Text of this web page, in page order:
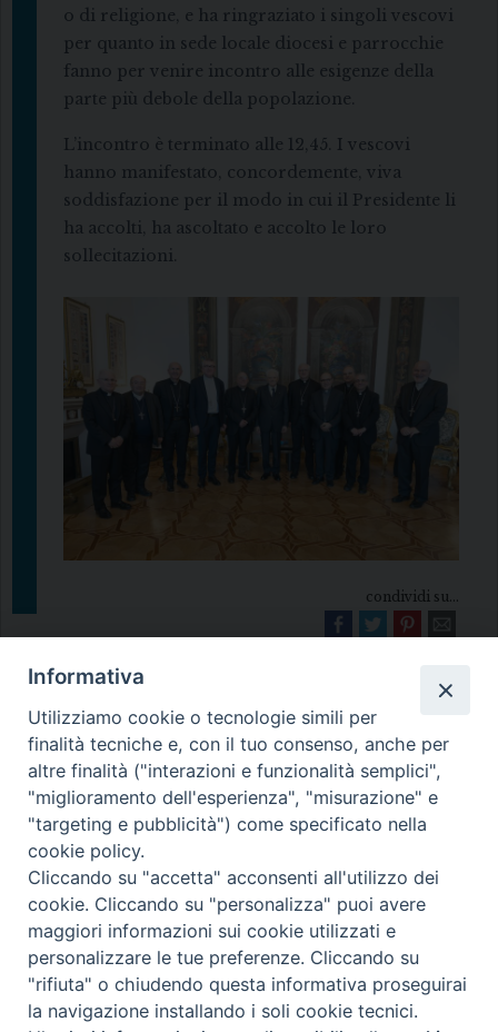
o di religione, e ha ringraziato i singoli vescovi
per quanto in sede locale diocesi e parrocchie
fanno per venire incontro alle esigenze della
parte più debole della popolazione.
L’incontro è terminato alle 12,45. I vescovi
hanno manifestato, concordemente, viva
soddisfazione per il modo in cui il Presidente li
ha accolti, ha ascoltato e accolto le loro
sollecitazioni.
condividi su...
Diocesi di Melfi Rapolla Venosa
• Largo Duomo, 12 - 85025 MELFI (PZ) •
Tel. 0972238604
PEC ufficiale della Diocesi:
diocesi.melfi_rapolla_venosa@legalmail.it
Informativa
Utilizziamo cookie o tecnologie simili per
finalità tecniche e, con il tuo consenso, anche per
altre finalità ("interazioni e funzionalità semplici",
"miglioramento dell'esperienza", "misurazione" e
"targeting e pubblicità") come specificato nella
cookie policy.
Cliccando su "accetta" acconsenti all'utilizzo dei
cookie. Cliccando su "personalizza" puoi avere
maggiori informazioni sui cookie utilizzati e
personalizzare le tue preferenze. Cliccando su
"rifiuta" o chiudendo questa informativa proseguirai
la navigazione installando i soli cookie tecnici.